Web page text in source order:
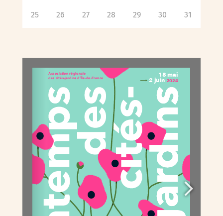
25 26 27 28 29 30 31